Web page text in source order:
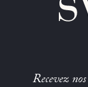
Recevez